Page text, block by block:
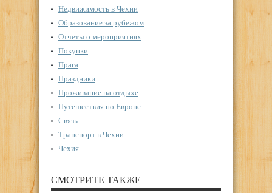
Недвижимость в Чехии
Образование за рубежом
Отчеты о мероприятиях
Покупки
Прага
Праздники
Проживание на отдыхе
Путешествия по Европе
Связь
Транспорт в Чехии
Чехия
СМОТРИТЕ ТАКЖЕ